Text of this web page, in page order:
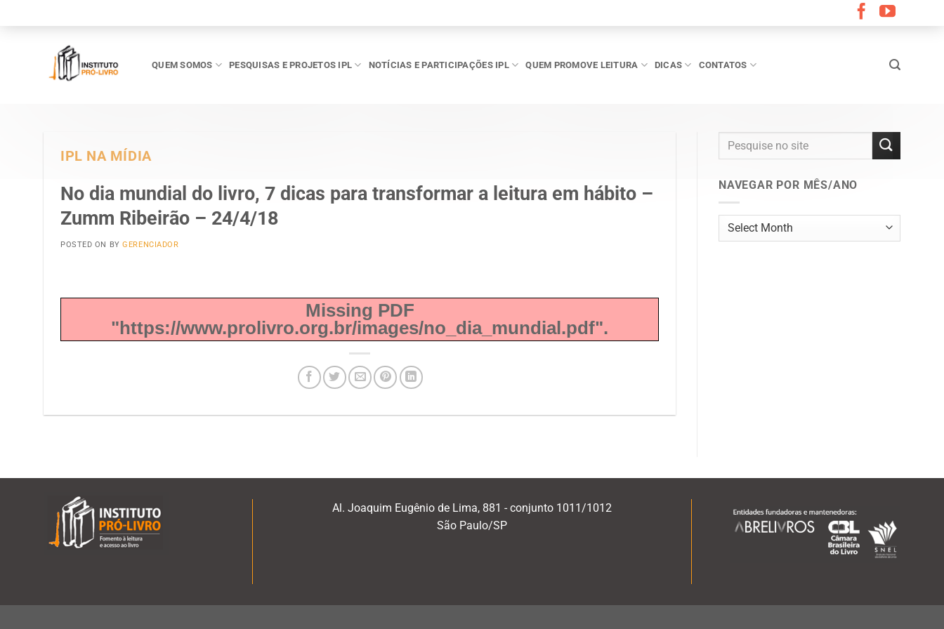
QUEM SOMOS PESQUISAS E PROJETOS IPL NOTÍCIAS E PARTICIPAÇÕES IPL QUEM PROMOVE LEITURA DICAS CONTATOS
IPL NA MÍDIA
No dia mundial do livro, 7 dicas para transformar a leitura em hábito –
Zumm Ribeirão – 24/4/18
POSTED ON BYGERENCIADOR
Missing PDF
"https://www.prolivro.org.br/images/no_dia_mundial.pdf".
NAVEGAR POR MÊS/ANO
Navegar
por
Al. Joaquim Eugênio de Lima, 881 - conjunto 1011/1012
São Paulo/SP